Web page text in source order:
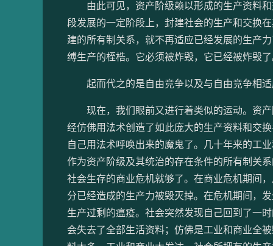
由此可见，资产阶级赖以形成的生产资料和
段发展的一定阶段上，封建社会的生产和交换
建的所有制关系，就不再适应已经发展的生产
缚生产的桎梏。它必须被炸毁，它已经被炸毁
起而代之的是自由竞争以及与自由竞争相适
现在，我们眼前又进行着类似的运动。资产
经仿佛用法术创造了如此庞大的生产资料和交
自己用法术呼唤出来的魔鬼了。几十年来的工
作为资产阶级及其统治的存在条件的所有制关
社会生存的商业危机就够了。在商业危机期间
分已经造成的生产力被毁灭掉。在危机期间，
生产过剩的瘟疫。社会突然发现自己回到了一
会失去了全部生活资料；仿佛是工业和商业全